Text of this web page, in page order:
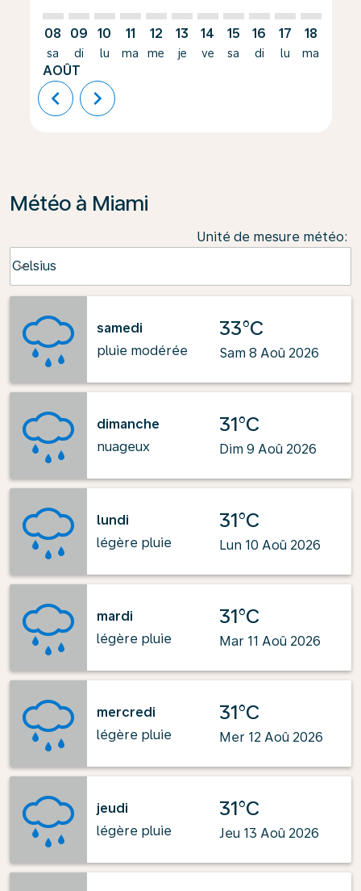
08
sa
AOÛT
09
di
10
lu
11
ma
12
me
13
je
14
ve
15
sa
16
di
17
lu
18
ma
chevron_left chevron_right
Météo à Miami
Unité de mesure météo:
Celsius
keyboard_arrow_down
samedi
pluie modérée
33°C
Sam 8 Aoû 2026
dimanche
nuageux
31°C
Dim 9 Aoû 2026
lundi
légère pluie
31°C
Lun 10 Aoû 2026
mardi
légère pluie
31°C
Mar 11 Aoû 2026
mercredi
légère pluie
31°C
Mer 12 Aoû 2026
jeudi
légère pluie
31°C
Jeu 13 Aoû 2026